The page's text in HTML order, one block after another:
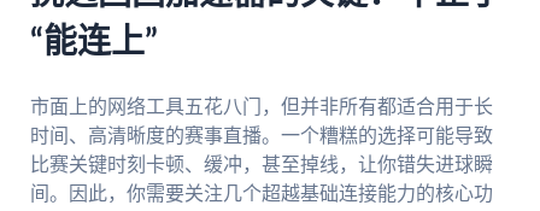
“能连上”
市面上的网络工具五花八门，但并非所有都适合用于长
时间、高清晰度的赛事直播。一个糟糕的选择可能导致
比赛关键时刻卡顿、缓冲，甚至掉线，让你错失进球瞬
间。因此，你需要关注几个超越基础连接能力的核心功